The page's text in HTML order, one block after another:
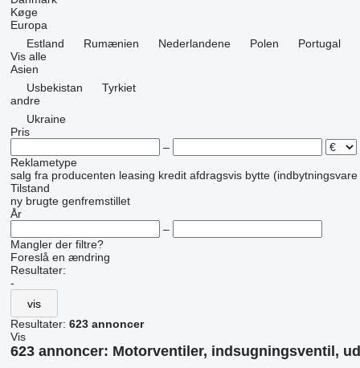
Køge
Europa
Estland
Rumænien Nederlandene Polen Portugal
Vis alle
Asien
Usbekistan
Tyrkiet
andre
Ukraine
Pris
–
Reklametype
salg fra producenten leasing kredit afdragsvis bytte
Tilstand
ny brugte genfremstillet
År
–
Mangler der filtre?
Foreslå en ændring
Resultater:
-
vis
Resultater: 623 annoncer
Vis
623 annoncer: Motorventiler, indsugningsventil,